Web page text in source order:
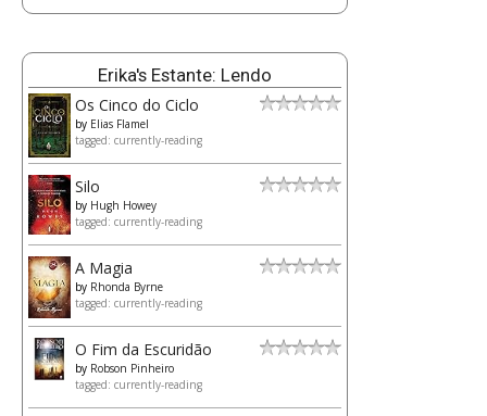
Erika's Estante: Lendo
Os Cinco do Ciclo
by Elias Flamel
tagged: currently-reading
Silo
by Hugh Howey
tagged: currently-reading
A Magia
by Rhonda Byrne
tagged: currently-reading
O Fim da Escuridão
by Robson Pinheiro
tagged: currently-reading